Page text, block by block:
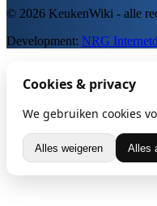
© 2026 KeukenWiki - alle
Development: NRG
Cookies & privacy
We gebruiken cookies
Alles weigeren Alles